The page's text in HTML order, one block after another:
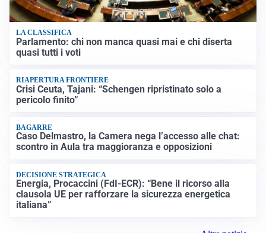
LA CLASSIFICA
Parlamento: chi non manca quasi mai e chi diserta
quasi tutti i voti
RIAPERTURA FRONTIERE
Crisi Ceuta, Tajani: “Schengen ripristinato solo a
pericolo finito”
BAGARRE
Caso Delmastro, la Camera nega l’accesso alle chat:
scontro in Aula tra maggioranza e opposizioni
DECISIONE STRATEGICA
Energia, Procaccini (FdI-ECR): “Bene il ricorso alla
clausola UE per rafforzare la sicurezza energetica
italiana”